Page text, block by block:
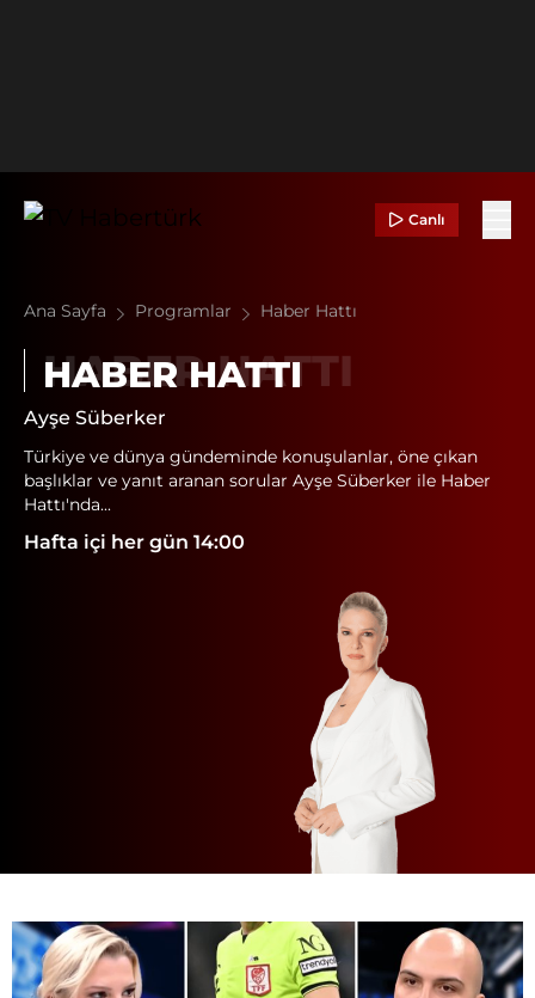
Canlı
Ana Sayfa Programlar Haber Hattı
HABER HATTI
Ayşe Süberker
Türkiye ve dünya gündeminde konuşulanlar, öne çıkan
başlıklar ve yanıt aranan sorular Ayşe Süberker ile Haber
Hattı'nda...
Hafta içi her gün 14:00